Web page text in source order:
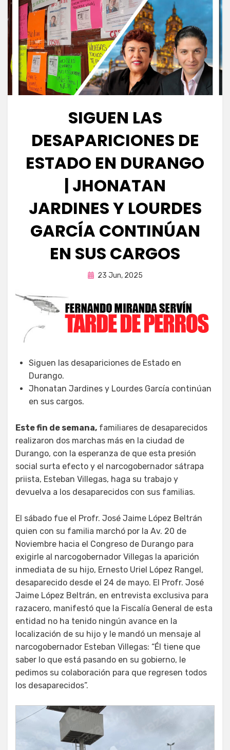
SIGUEN LAS
DESAPARICIONES DE
ESTADO EN DURANGO
| JHONATAN
JARDINES Y LOURDES
GARCÍA CONTINÚAN
EN SUS CARGOS
porFernando Miranda Servín
Publicada
23 Jun, 2025
Siguen las desapariciones de Estado en
Durango.
Jhonatan Jardines y Lourdes García continúan
en sus cargos.
Este fin de semana, familiares de desaparecidos
realizaron dos marchas más en la ciudad de
Durango, con la esperanza de que esta presión
social surta efecto y el narcogobernador sátrapa
priista, Esteban Villegas, haga su trabajo y
devuelva a los desaparecidos con sus familias.
El sábado fue el Profr. José Jaime López Beltrán
quien con su familia marchó por la Av. 20 de
Noviembre hacia el Congreso de Durango para
exigirle al narcogobernador Villegas la aparición
inmediata de su hijo, Ernesto Uriel López Rangel,
desaparecido desde el 24 de mayo. El Profr. José
Jaime López Beltrán, en entrevista exclusiva para
razacero, manifestó que la Fiscalía General de esta
entidad no ha tenido ningún avance en la
localización de su hijo y le mandó un mensaje al
narcogobernador Esteban Villegas: “Él tiene que
saber lo que está pasando en su gobierno, le
pedimos su colaboración para que regresen todos
los desaparecidos”.